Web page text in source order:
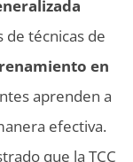
de técnicas de
en
aprenden a
efectiva.
que la TCC